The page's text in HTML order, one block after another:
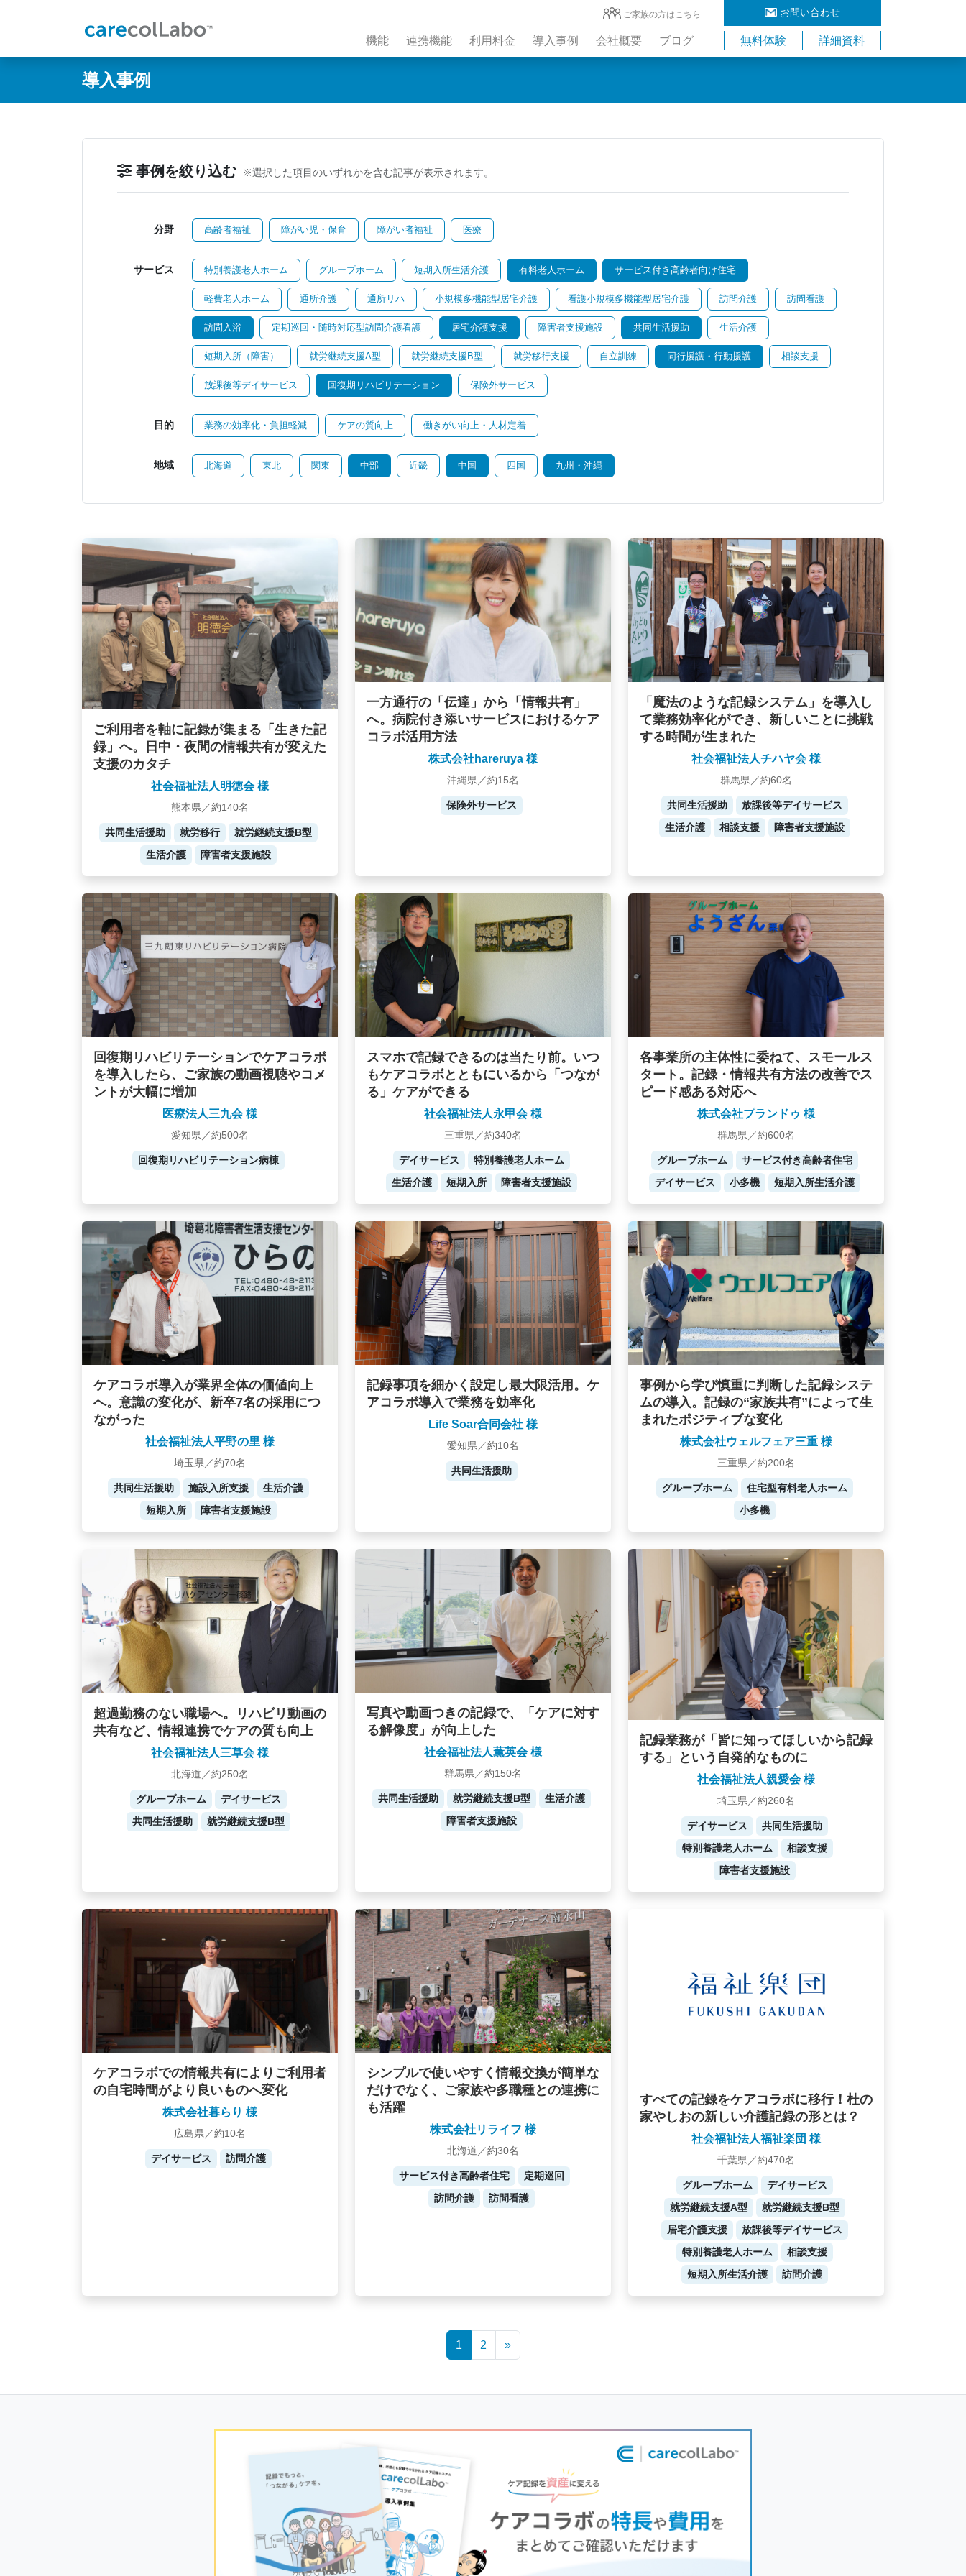
お問い合わせ
ご家族の方はこちら
機能 連携機能 利用料金 導入事例 会社概要 ブログ 無料体験 詳細資料
導入事例
事例を絞り込む ※選択した項目のいずれかを含む記事が表示されます。
分野 高齢者福祉 障がい児・保育 障がい者福祉 医療
サービス 特別養護老人ホーム グループホーム 短期入所生活介護 有料老人ホーム サービス付き高齢者向け住宅
軽費老人ホーム 通所介護 通所リハ 小規模多機能型居宅介護 看護小規模多機能型居宅介護 訪問介護 訪問看護
訪問入浴 定期巡回・随時対応型訪問介護看護 居宅介護支援 障害者支援施設 共同生活援助 生活介護
短期入所（障害） 就労継続支援A型 就労継続支援B型 就労移行支援 自立訓練 同行援護・行動援護 相談支援
放課後等デイサービス 回復期リハビリテーション 保険外サービス
目的 業務の効率化・負担軽減 ケアの質向上 働きがい向上・人材定着
地域 北海道 東北 関東 中部 近畿 中国 四国 九州・沖縄
ご利用者を軸に記録が集まる「生きた記
録」へ。日中・夜間の情報共有が変えた
支援のカタチ
社会福祉法人明徳会 様
熊本県／約140名
共同生活援助 就労移行
就労継続支援B型
生活介護
障害者支援施設
一方通行の「伝達」から「情報共有」
へ。病院付き添いサービスにおけるケア
コラボ活用方法
株式会社hareruya 様
沖縄県／約15名
保険外サービス
「魔法のような記録システム」を導入し
て業務効率化ができ、新しいことに挑戦
する時間が生まれた
社会福祉法人チハヤ会 様
群馬県／約60名
共同生活援助
放課後等デイサービス
生活介護
相談支援 障害者支援施設
回復期リハビリテーションでケアコラボ
を導入したら、ご家族の動画視聴やコメ
ントが大幅に増加
医療法人三九会 様
愛知県／約500名
回復期リハビリテーション病棟
スマホで記録できるのは当たり前。いつ
もケアコラボとともにいるから「つなが
る」ケアができる
社会福祉法人永甲会 様
三重県／約340名
デイサービス
特別養護老人ホーム
生活介護
短期入所 障害者支援施設
各事業所の主体性に委ねて、スモールス
タート。記録・情報共有方法の改善でス
ピード感ある対応へ
株式会社プランドゥ 様
群馬県／約600名
グループホーム
サービス付き高齢者住宅
デイサービス
小多機 短期入所生活介護
ケアコラボ導入が業界全体の価値向上
へ。意識の変化が、新卒7名の採用につ
ながった
社会福祉法人平野の里 様
埼玉県／約70名
共同生活援助 施設入所支援
生活介護
短期入所
障害者支援施設
記録事項を細かく設定し最大限活用。ケ
アコラボ導入で業務を効率化
Life Soar合同会社 様
愛知県／約10名
共同生活援助
事例から学び慎重に判断した記録システ
ムの導入。記録の“家族共有”によって生
まれたポジティブな変化
株式会社ウェルフェア三重 様
三重県／約200名
グループホーム
住宅型有料老人ホーム
小多機
超過勤務のない職場へ。リハビリ動画の
共有など、情報連携でケアの質も向上
社会福祉法人三草会 様
北海道／約250名
グループホーム
デイサービス
共同生活援助
就労継続支援B型
写真や動画つきの記録で、「ケアに対す
る解像度」が向上した
社会福祉法人薫英会 様
群馬県／約150名
共同生活援助 就労継続支援B型
生活介護
障害者支援施設
記録業務が「皆に知ってほしいから記録
する」という自発的なものに
社会福祉法人親愛会 様
埼玉県／約260名
デイサービス
共同生活援助
特別養護老人ホーム
相談支援
障害者支援施設
ケアコラボでの情報共有によりご利用者
の自宅時間がより良いものへ変化
株式会社暮らり 様
広島県／約10名
デイサービス 訪問介護
シンプルで使いやすく情報交換が簡単な
だけでなく、ご家族や多職種との連携に
も活躍
株式会社リライフ 様
北海道／約30名
サービス付き高齢者住宅
定期巡回
訪問介護
訪問看護
すべての記録をケアコラボに移行！杜の
家やしおの新しい介護記録の形とは？
社会福祉法人福祉楽団 様
千葉県／約470名
グループホーム
デイサービス
就労継続支援A型
就労継続支援B型
居宅介護支援
放課後等デイサービス
特別養護老人ホーム
相談支援
短期入所生活介護
訪問介護
1 2 »